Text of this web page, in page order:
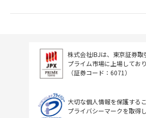
株式会社IBJは、東京証券取
プライム市場に上場しており
（証券コード：6071）
大切な個人情報を保護する
プライバシーマークを取得し